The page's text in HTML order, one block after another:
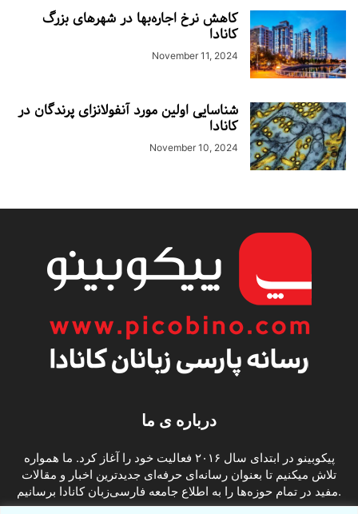
کاهش نرخ اجاره‌بها در شهرهای بزرگ
کانادا
November 11, 2024
شناسایی اولین مورد آنفولانزای پرندگان در
کانادا
November 10, 2024
درباره ی ما
پیکوبینو در ابتدای سال ۲۰۱۶ فعالیت خود را آغاز کرد. ما همواره
تلاش میکنیم تا بعنوان رسانه‌ای حرفه‌ای جدیدترین اخبار و مقالات
مفید در تمام حوزه‌ها را به اطلاع جامعه فارسی‌زبان کانادا برسانیم.